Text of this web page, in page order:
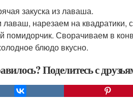
закуска из лаваша.
нарезаем на квадратики,
помидорчик. Сворачиваем в
блюдо вкусно.
Поделитесь с